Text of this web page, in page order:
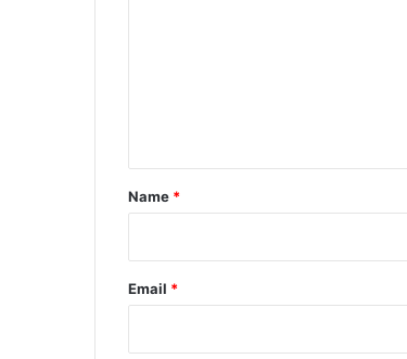
*
Name *
Email *